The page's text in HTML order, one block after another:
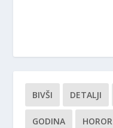
BIVŠI DETALJI
GODINA HOROR